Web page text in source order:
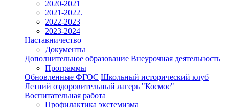
2020-2021
2021-2022.
2022-2023
2023-2024
Наставничество
Документы
Дополнительное образование Внеурочная деятельность
Программы
Обновленные ФГОС Школьный исторический клуб
Летний оздоровительный лагерь "Космос"
Воспитательная работа
Профилактика экстемизма